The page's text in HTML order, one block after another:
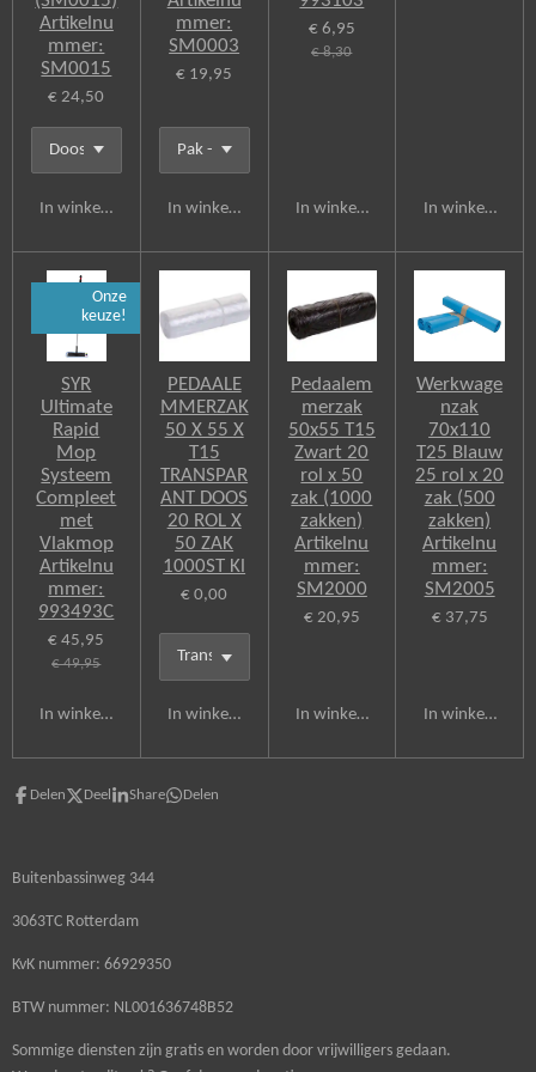
Artikelnu
mmer:
SM0015
€ 24,50
In winkelwagen
mmer:
SM0003
€ 19,95
In winkelwagen
€ 6,95
€ 8,30
In winkelwagen In winkelwagen
Onze
keuze!
SYR
Ultimate
Rapid
Mop
Systeem
Compleet
met
Vlakmop
Artikelnu
mmer:
993493C
€ 45,95
€ 49,95
In winkelwagen
PEDAALE
MMERZAK
50 X 55 X
T15
TRANSPAR
ANT DOOS
20 ROL X
50 ZAK
1000ST Kl
€ 0,00
In winkelwagen
Pedaalem
merzak
50x55 T15
Zwart 20
rol x 50
zak (1000
zakken)
Artikelnu
mmer:
SM2000
€ 20,95
In winkelwagen
Werkwage
nzak
70x110
T25 Blauw
25 rol x 20
zak (500
zakken)
Artikelnu
mmer:
SM2005
€ 37,75
In winkelwagen
Delen Deel Share Delen
Buitenbassinweg 344
3063TC Rotterdam
KvK nummer: 66929350
BTW nummer: NL001636748B52
Sommige diensten zijn gratis en worden door vrijwilligers gedaan.